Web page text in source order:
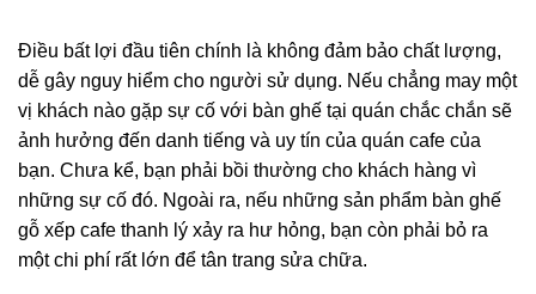
Điều bất lợi đầu tiên chính là không đảm bảo chất lượng,
dễ gây nguy hiểm cho người sử dụng. Nếu chẳng may một
vị khách nào gặp sự cố với bàn ghế tại quán chắc chắn sẽ
ảnh hưởng đến danh tiếng và uy tín của quán cafe của
bạn. Chưa kể, bạn phải bồi thường cho khách hàng vì
những sự cố đó. Ngoài ra, nếu những sản phẩm bàn ghế
gỗ xếp cafe thanh lý xảy ra hư hỏng, bạn còn phải bỏ ra
một chi phí rất lớn để tân trang sửa chữa.